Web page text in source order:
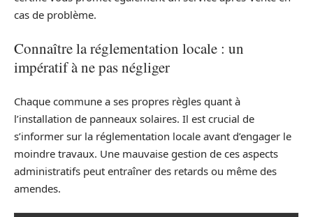
cas de problème.
Connaître la réglementation locale : un
impératif à ne pas négliger
Chaque commune a ses propres règles quant à
l’installation de panneaux solaires. Il est crucial de
s’informer sur la réglementation locale avant d’engager le
moindre travaux. Une mauvaise gestion de ces aspects
administratifs peut entraîner des retards ou même des
amendes.